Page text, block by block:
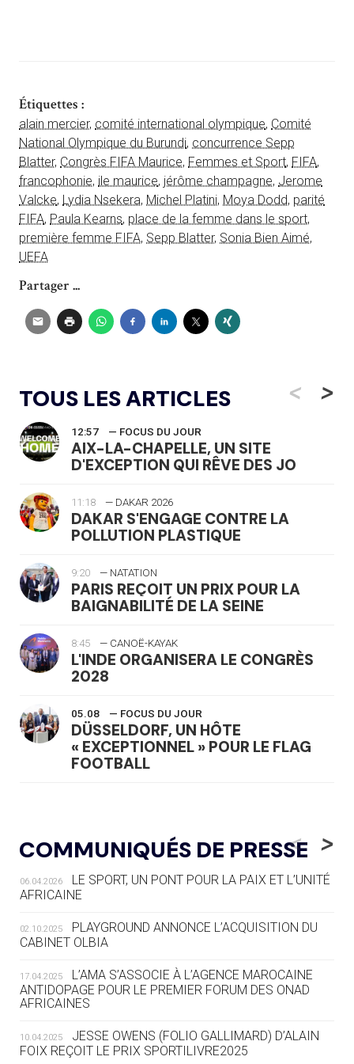
Étiquettes :
alain mercier, comité international olympique, Comité
National Olympique du Burundi, concurrence Sepp
Blatter, Congrès FIFA Maurice, Femmes et Sport, FIFA,
francophonie, ile maurice, jérôme champagne, Jerome
Valcke, Lydia Nsekera, Michel Platini, Moya Dodd, parité
FIFA, Paula Kearns, place de la femme dans le sport,
première femme FIFA, Sepp Blatter, Sonia Bien Aimé,
UEFA
Partager ...
TOUS LES ARTICLES <
12:57 — FOCUS DU JOUR
AIX-LA-CHAPELLE, UN SITE
D'EXCEPTION QUI RÊVE DES JO
11:18 — DAKAR 2026
DAKAR S'ENGAGE CONTRE LA
POLLUTION PLASTIQUE
9:20 — NATATION
PARIS REÇOIT UN PRIX POUR LA
BAIGNABILITÉ DE LA SEINE
8:45 — CANOË-KAYAK
L'INDE ORGANISERA LE CONGRÈS
2028
05.08 — FOCUS DU JOUR
DÜSSELDORF, UN HÔTE
« EXCEPTIONNEL » POUR LE FLAG
FOOTBALL
LE RÊVE DE VOIR LA LUGE ALPINE
AUX JO « N'EST PAS FINI »
05.08 — TIR À L'ARC
DES MONDIAUX À BRISBANE SUR LA
ROUTE DES JO 2032
LE VILLAGE OLYMPIQUE DES ARAVIS
SE DESSINE
LE COJOP A TROUVÉ SON VILLAGE
OLYMPIQUE LYONNAIS
>
COMMUNIQUÉS DE PRESSE
<
06.04.2026
LE SPORT, UN PONT POUR LA PAIX ET L’UNITÉ
AFRICAINE
02.10.2025
PLAYGROUND ANNONCE L’ACQUISITION DU
CABINET OLBIA
17.04.2025
L’AMA S’ASSOCIE À L’AGENCE MAROCAINE
ANTIDOPAGE POUR LE PREMIER FORUM DES ONAD
AFRICAINES
10.04.2025
JESSE OWENS (FOLIO GALLIMARD) D’ALAIN
FOIX REÇOIT LE PRIX SPORTILIVRE2025
>